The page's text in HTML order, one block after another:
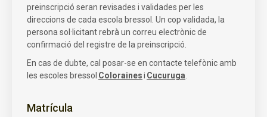
preinscripció seran revisades i validades per les
direccions de cada escola bressol. Un cop validada, la
persona sol·licitant rebrà un correu electrònic de
confirmació del registre de la preinscripció.
En cas de dubte, cal posar-se en contacte telefònic amb
les escoles bressol Colorainesi Cucuruga
Matrícula